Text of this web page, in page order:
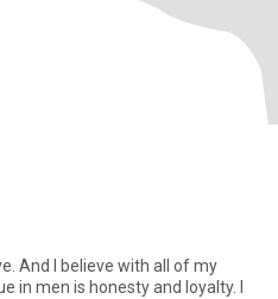
And I believe with all of my
in men is honesty and loyalty. I